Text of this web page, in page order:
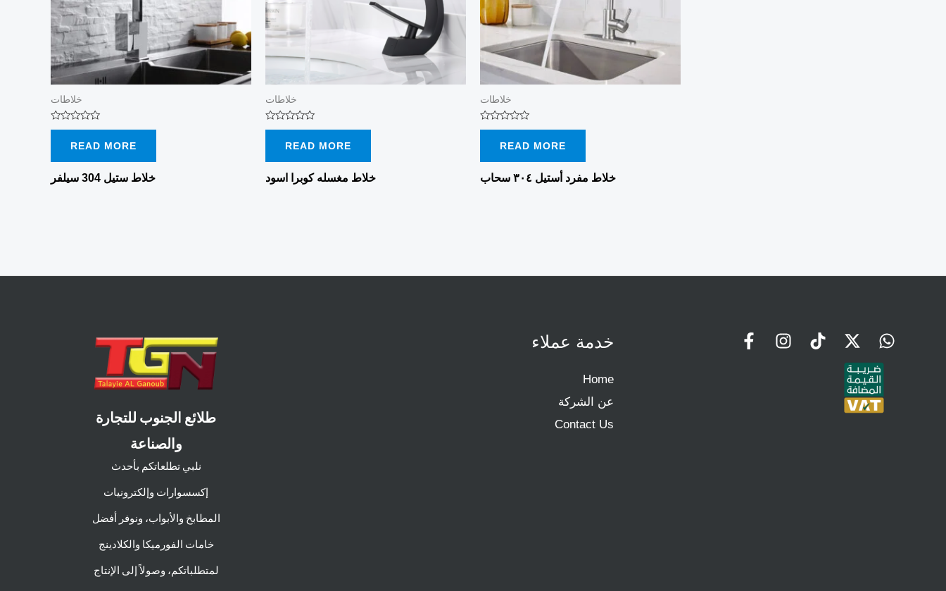
خلاطات
Rated
READ MORE
خلاط ستيل 304 سيلفر
خلاطات
Rated
READ MORE
خلاط مغسله كوبرا اسود
خلاطات
Rated
READ MORE
خلاط مفرد أستيل ٣٠٤ سحاب
طلائع الجنوب للتجارة
والصناعة
نلبي تطلعاتكم بأحدث
إكسسوارات وإلكترونيات
المطابخ والأبواب، ونوفر أفضل
خامات الفورميكا والكلادينج
لمتطلباتكم، وصولاً إلى الإنتاج
خدمة عملاء
Home
عن الشركة
Contact Us